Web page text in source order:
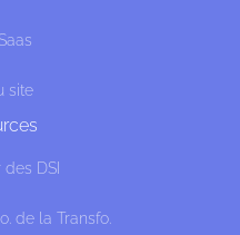
site
DSI
de la Transfo.